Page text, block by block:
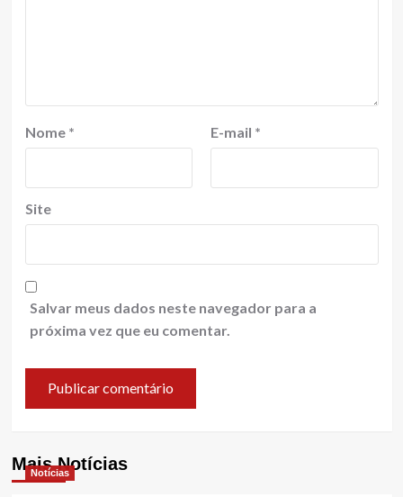
Nome * E-mail *
Site
Salvar meus dados neste navegador para a
próxima vez que eu comentar.
Mais Notícias
Notícias